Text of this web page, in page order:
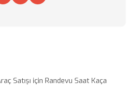
Satışı için Randevu Saat Kaça